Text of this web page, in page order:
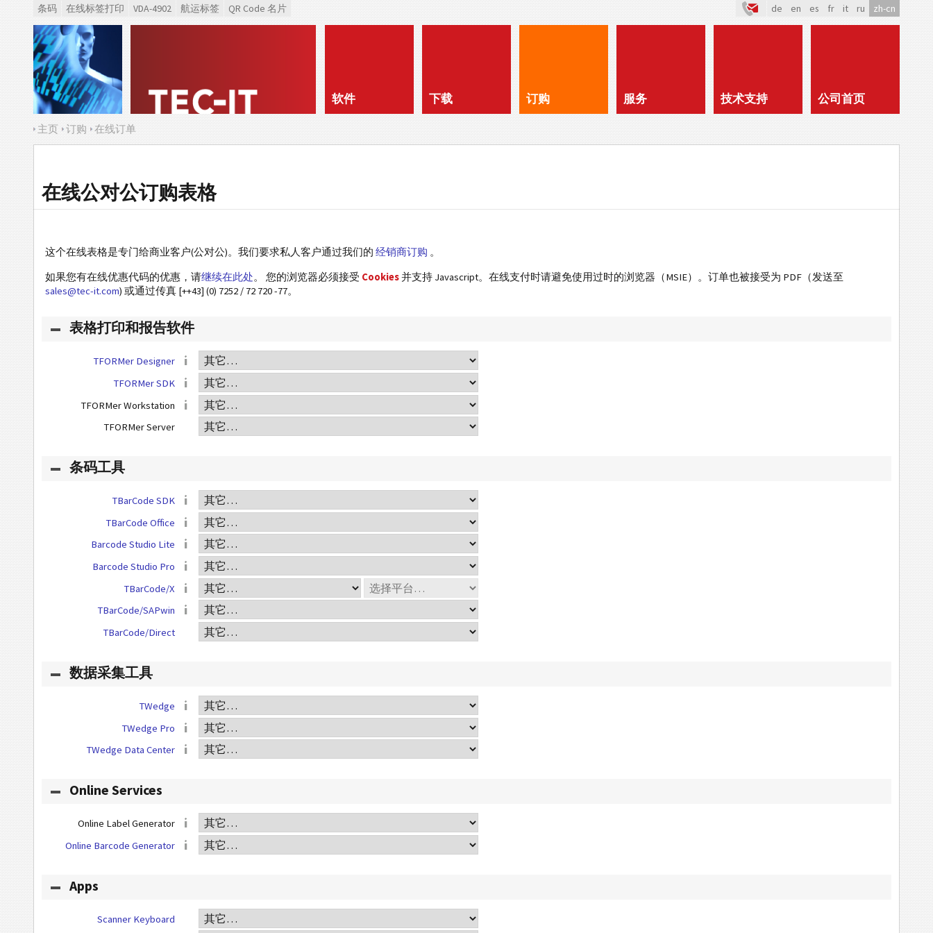
条码 在线标签打印 VDA-4902 航运标签 QR Code 名片 de en es fr it ru zh-cn
软件 下载 订购 服务 技术支持 公司首页
主页 订购 在线订单
在线公对公订购表格
这个在线表格是专门给商业客户(公对公)。我们要求私人客户通过我们的 经销商订购 。
如果您有在线优惠代码的优惠，请继续在此处。 您的浏览器必须接受 Cookies并支持 Javascript。在线支付时请避免使用过时的浏览器（MSIE）。订单也被接受为 PDF（发送至
sales@tec-it.com) 或通过传真 [++43] (0) 7252 / 72 720 -77。
表格打印和报告软件
TFORMer Designer
TFORMer SDK
TFORMer Workstation
TFORMer Server
条码工具
TBarCode SDK
TBarCode Office
Barcode Studio Lite
Barcode Studio Pro
TBarCode/X
TBarCode/SAPwin
TBarCode/Direct
数据采集工具
TWedge
TWedge Pro
TWedge Data Center
Online Services
Online Label Generator
Online Barcode Generator
Apps
Scanner Keyboard